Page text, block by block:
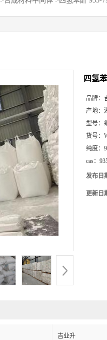
四氢
品牌：
产地：
型号：
货号：
纯度：
cas：
发布日
更新日
吉业升